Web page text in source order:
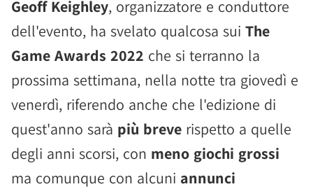
Geoff Keighley, organizzatore e conduttore
dell'evento, ha svelato qualcosa sui The
Game Awards 2022 che si terranno la
prossima settimana, nella notte tra giovedì e
venerdì, riferendo anche che l'edizione di
quest'anno sarà più breve rispetto a quelle
degli anni scorsi, con meno giochi grossi
ma comunque con alcuni annunci